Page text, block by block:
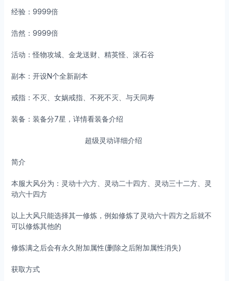
经验：9999倍
浩然：9999倍
活动：怪物攻城、金龙送财、精英怪、滚石谷
副本：开设N个全新副本
戒指：不灭、女娲戒指、不死不灭、与天同寿
装备：装备分7星，详情看装备介绍
超级灵动详细介绍
简介
本服大风分为：灵动十六方、灵动二十四方、灵动三十二方、灵
动六十四方
以上大风只能选择其一修炼，例如修炼了灵动六十四方之后就不
可以修炼其他的
修炼满之后会有永久附加属性(删除之后附加属性消失)
获取方式